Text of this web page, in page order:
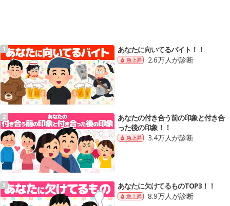
1 あなたに向いてるバイト！！
急上昇 2.6万人が診断
2
あなたの付き合う前の印象と付き合
った後の印象！！
急上昇 3.4万人が診断
3 あなたに欠けてるものTOP3！！
急上昇 8.9万人が診断